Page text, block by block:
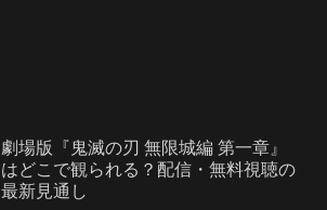
劇場版『鬼滅の刃 無限城編 第一章』
はどこで観られる？配信・無料視聴の
最新見通し